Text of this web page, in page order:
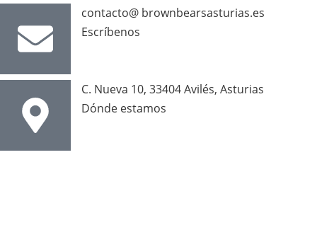
contacto@ brownbearsasturias.es
Escríbenos
C. Nueva 10, 33404 Avilés, Asturias
Dónde estamos